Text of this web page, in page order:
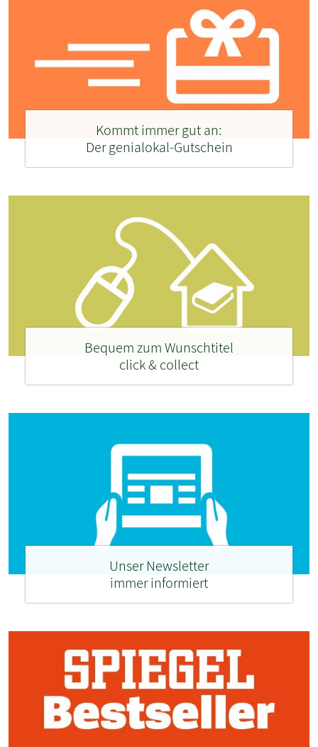
Kommt immer gut an:
Der genialokal-Gutschein
Bequem zum Wunschtitel
click & collect
Unser Newsletter
immer informiert